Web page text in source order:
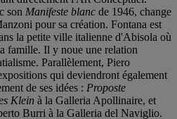
son Manifeste blanc de 1946, change
pour sa création. Fontana est
la petite ville italienne d'Abisola où
famille. Il y noue une relation
Parallèlement, Piero
qui deviendront également
de ses idées : Proposte
Klein à la Galleria Apollinaire, et
Burri à la Galleria del Naviglio.